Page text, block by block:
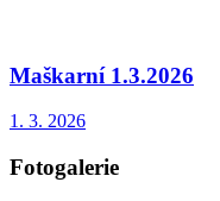
Maškarní 1.3.2026
1. 3. 2026
Fotogalerie